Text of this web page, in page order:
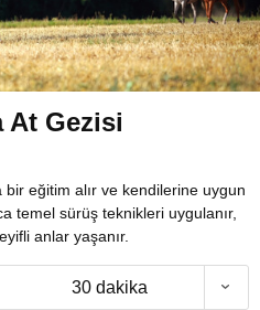
At Gezisi
bir eğitim alır ve kendilerine uygun
temel sürüş teknikleri uygulanır,
anlar yaşanır.
30 dakika